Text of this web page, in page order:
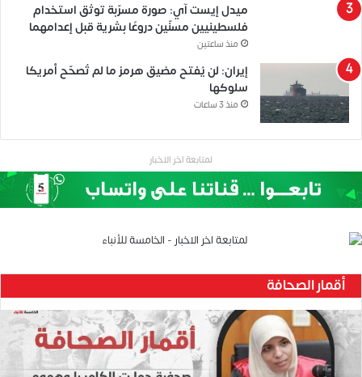
ميدل إيست آي: صورة مسرّبة توثق استخدام
فلسطينيين مسنّين دروعًا بشرية قبل إعدامهما
منذ ساعتين
إيران: لن يُفتح مضيق هرمز ما لم تُصحّح أمريكا
سلوكها
منذ 3 ساعات
لمتابعة اخر الاخبار
أقمار الصحافة
حنين
بارود..صحفية
حملت